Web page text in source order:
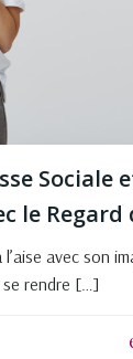
Sociale
le Regard
avec son
se rendre […]